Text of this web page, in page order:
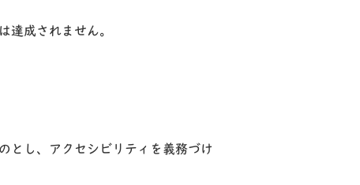
達成されません。
とし、アクセシビリティを義務づけ